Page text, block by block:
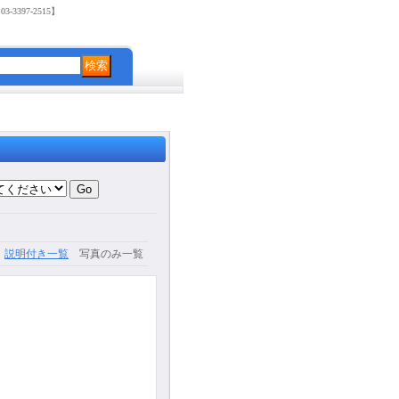
2515】
説明付き一覧 写真のみ一覧